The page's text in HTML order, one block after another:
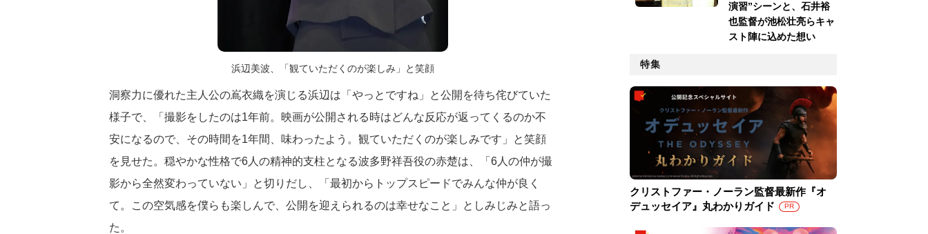
浜辺美波、「観ていただくのが楽しみ」と笑顔
洞察力に優れた主人公の嶌衣織を演じる浜辺は「やっとですね」と公開を待ち侘びていた
様子で、「撮影をしたのは1年前。映画が公開される時はどんな反応が返ってくるのか不
安になるので、その時間を1年間、味わったよう。観ていただくのが楽しみです」と笑顔
を見せた。穏やかな性格で6人の精神的支柱となる波多野祥吾役の赤楚は、「6人の仲が撮
影から全然変わっていない」と切りだし、「最初からトップスピードでみんな仲が良く
て。この空気感を僕らも楽しんで、公開を迎えられるのは幸せなこと」としみじみと語っ
た。
演習”シーンと、石井裕
也監督が池松壮亮らキャ
スト陣に込めた想い
特集
クリストファー・ノーラン監督最新作『オ
デュッセイア』丸わかりガイド
PR